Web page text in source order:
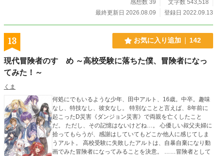
しむために彼は全力で日々を生きる。 家族との絆、強敵と書く親友との出会
神討伐。 最初の人生を壊された男の復讐の人生が、いま始まる……ゆるやかか
つ寄り道しながら。
感想数 39
文字数 543,518
最終更新日 2026.08.09
登録日 2022.09.13
13 お気に入り追加 142
現代冒険者のすゝめ ～高校受験に落ちた僕、冒険者になっ
てみた！～
くま
何処にでもいるような少年、田中アルト、16歳。中卒。趣味
なし、特技なし、彼女なし。 特別なことと言えば、8年前に
起こったD災害《ダンジョン災害》で両親を亡くしたこと
だ。 ただし、その記憶はないけどね…。 心優しい叔父夫婦に
拾ってもらうが、感謝はしていてもどこか他人に感じてしま
うアルト。 高校受験に失敗したアルトは、自暴自棄になり動
画でみた冒険者になってみることを決意。 ……冒険者として